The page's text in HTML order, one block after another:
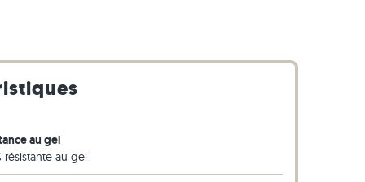
au gel
résistante au gel